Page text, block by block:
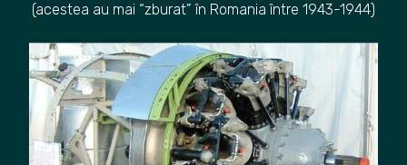
(acestea au mai “zburat” în Romania între 1943-1944)